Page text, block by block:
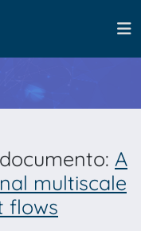
A
multiscale
flows